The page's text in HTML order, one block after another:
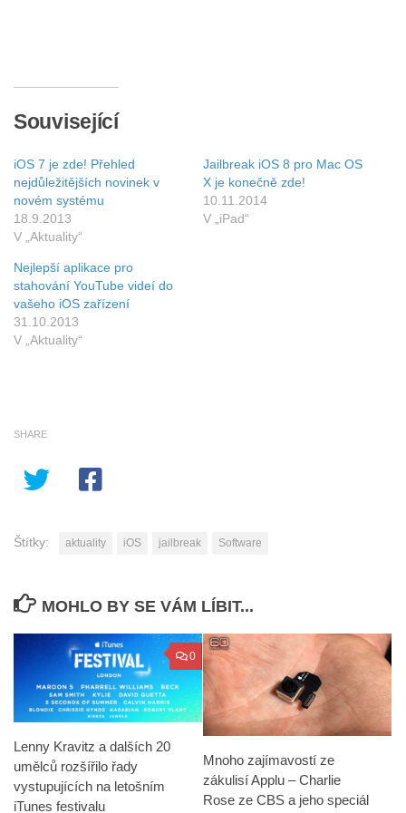
Související
iOS 7 je zde! Přehled
nejdůležitějších novinek v
novém systému
18.9.2013
V „Aktuality“
Jailbreak iOS 8 pro Mac OS
X je konečně zde!
10.11.2014
V „iPad“
Nejlepší aplikace pro
stahování YouTube videí do
vašeho iOS zařízení
31.10.2013
V „Aktuality“
SHARE
Štítky: aktuality iOS jailbreak Software
MOHLO BY SE VÁM LÍBIT...
0
Lenny Kravitz a dalších 20
umělců rozšířilo řady
vystupujících na letošním
iTunes festivalu
Mnoho zajímavostí ze
zákulisí Applu – Charlie
Rose ze CBS a jeho speciál